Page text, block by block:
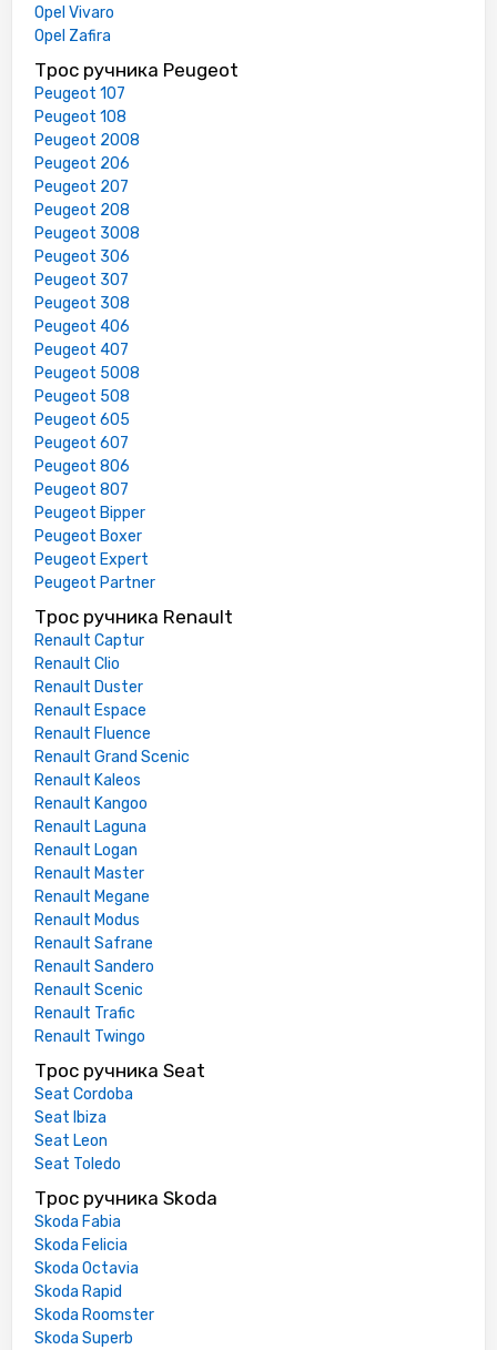
Opel Vivaro
Opel Zafira
Трос ручника Peugeot
Peugeot 107
Peugeot 108
Peugeot 2008
Peugeot 206
Peugeot 207
Peugeot 208
Peugeot 3008
Peugeot 306
Peugeot 307
Peugeot 308
Peugeot 406
Peugeot 407
Peugeot 5008
Peugeot 508
Peugeot 605
Peugeot 607
Peugeot 806
Peugeot 807
Peugeot Bipper
Peugeot Boxer
Peugeot Expert
Peugeot Partner
Трос ручника Renault
Renault Captur
Renault Clio
Renault Duster
Renault Espace
Renault Fluence
Renault Grand Scenic
Renault Kaleos
Renault Kangoo
Renault Laguna
Renault Logan
Renault Master
Renault Megane
Renault Modus
Renault Safrane
Renault Sandero
Renault Scenic
Renault Trafic
Renault Twingo
Трос ручника Seat
Seat Cordoba
Seat Ibiza
Seat Leon
Seat Toledo
Трос ручника Skoda
Skoda Fabia
Skoda Felicia
Skoda Octavia
Skoda Rapid
Skoda Roomster
Skoda Superb